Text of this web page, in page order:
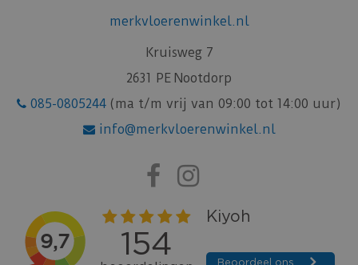
merkvloerenwinkel.nl
Kruisweg 7
2631 PE Nootdorp
085-0805244 (ma t/m vrij van 09:00 tot 14:00 uur)
info@merkvloerenwinkel.nl